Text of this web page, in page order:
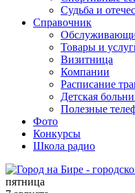
Судьба и
Справочник
Товары и
Визитница
Компании
Расписание
Детская
Полезные
Фото
Конкурсы
Школа радио
пятница